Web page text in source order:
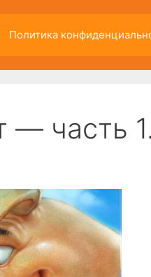
Политика
— часть